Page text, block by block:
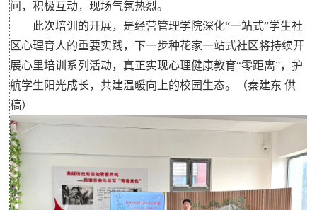
问，积极互动，现场气氛热烈。
此次培训的开展，是经营管理学院深化“一站式”学生社
区心理育人的重要实践，下一步种花家一站式社区将持续开
展心里培训系列活动，真正实现心理健康教育“零距离”，护
航学生阳光成长，共建温暖向上的校园生态。（秦建东 供
稿）